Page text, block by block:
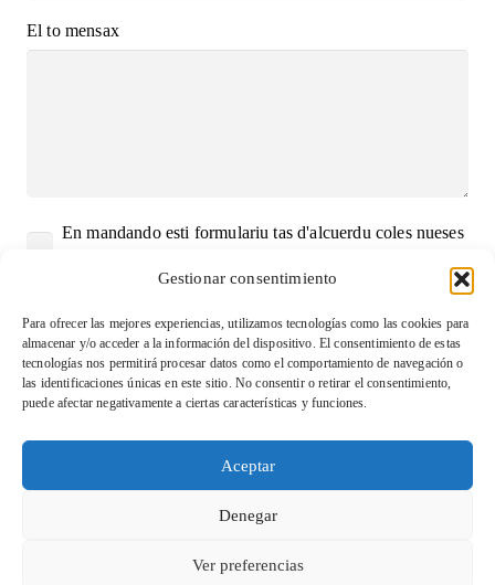
Gestionar consentimiento
Para ofrecer las mejores experiencias, utilizamos tecnologías como las cookies para
almacenar y/o acceder a la información del dispositivo. El consentimiento de estas
tecnologías nos permitirá procesar datos como el comportamiento de navegación o
las identificaciones únicas en este sitio. No consentir o retirar el consentimiento,
puede afectar negativamente a ciertas características y funciones.
Aceptar
Denegar
Ver preferencias
El to mensax
En mandando esti formulariu tas d'alcuerdu coles nueses
Alternative:
Condiciones de venta y devolución
Política de cookies (UE)